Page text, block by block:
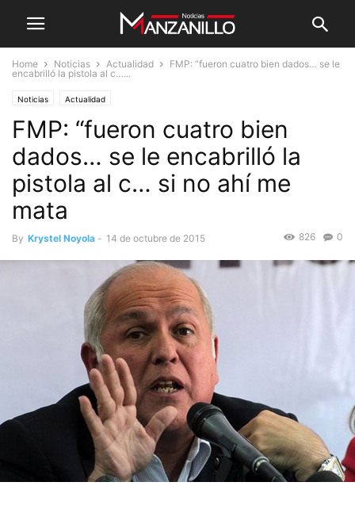
Home Noticias Actualidad
FMP: “fueron cuatro bien dados… se le
encabrilló la pistola al c…...
Noticias Actualidad
FMP: “fueron cuatro bien
dados… se le encabrilló la
pistola al c… si no ahí me
mata
By Krystel Noyola - 14 de octubre de 2015 0
826